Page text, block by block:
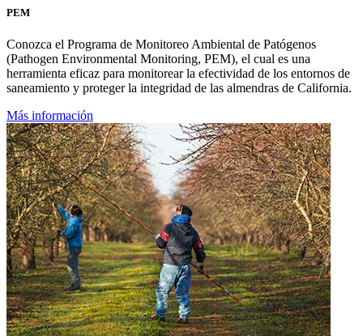
PEM
Conozca el Programa de Monitoreo Ambiental de Patógenos
(Pathogen Environmental Monitoring, PEM), el cual es una
herramienta eficaz para monitorear la efectividad de los entornos de
saneamiento y proteger la integridad de las almendras de California.
Más información